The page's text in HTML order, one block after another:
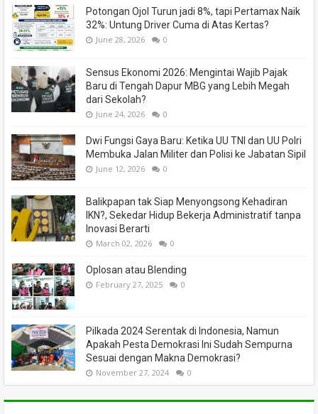
Potongan Ojol Turun jadi 8%, tapi Pertamax Naik
32%: Untung Driver Cuma di Atas Kertas?
June 28, 2026 0
Sensus Ekonomi 2026: Mengintai Wajib Pajak
Baru di Tengah Dapur MBG yang Lebih Megah
dari Sekolah?
June 24, 2026 0
Dwi Fungsi Gaya Baru: Ketika UU TNI dan UU Polri
Membuka Jalan Militer dan Polisi ke Jabatan Sipil
June 12, 2026 0
Balikpapan tak Siap Menyongsong Kehadiran
IKN?, Sekedar Hidup Bekerja Administratif tanpa
Inovasi Berarti
March 02, 2026 0
Oplosan atau Blending
February 27, 2025 0
Pilkada 2024 Serentak di Indonesia, Namun
Apakah Pesta Demokrasi Ini Sudah Sempurna
Sesuai dengan Makna Demokrasi?
November 27, 2024 0